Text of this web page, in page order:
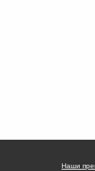
Наши